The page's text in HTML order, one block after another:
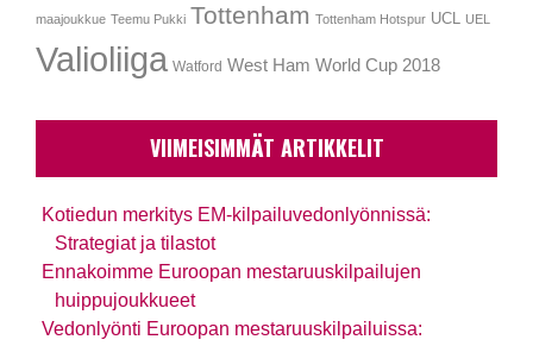
maajoukkue Teemu Pukki Tottenham Tottenham Hotspur UCL UEL
Valioliiga Watford West Ham World Cup 2018
VIIMEISIMMÄT ARTIKKELIT
Kotiedun merkitys EM-kilpailuvedonlyönnissä:
Strategiat ja tilastot
Ennakoimme Euroopan mestaruuskilpailujen
huippujoukkueet
Vedonlyönti Euroopan mestaruuskilpailuissa: